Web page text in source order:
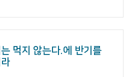
먹지 않는다.에 반기를